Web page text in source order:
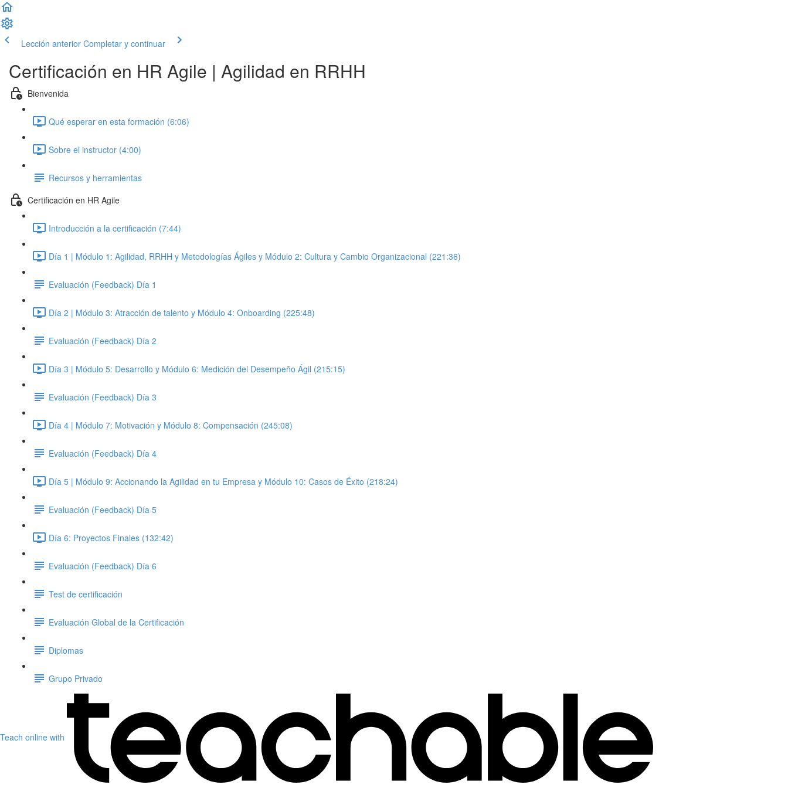
Lección anterior Completar y continuar
Certificación en HR Agile | Agilidad en RRHH
Bienvenida
Qué esperar en esta formación (6:06)
Sobre el instructor (4:00)
Recursos y herramientas
Certificación en HR Agile
Introducción a la certificación (7:44)
Día 1 | Módulo 1: Agilidad, RRHH y Metodologías Ágiles y Módulo 2: Cultura y Cambio Organizacional (221:36)
Evaluación (Feedback) Día 1
Día 2 | Módulo 3: Atracción de talento y Módulo 4: Onboarding (225:48)
Evaluación (Feedback) Día 2
Día 3 | Módulo 5: Desarrollo y Módulo 6: Medición del Desempeño Ágil (215:15)
Evaluación (Feedback) Día 3
Día 4 | Módulo 7: Motivación y Módulo 8: Compensación (245:08)
Evaluación (Feedback) Día 4
Día 5 | Módulo 9: Accionando la Agilidad en tu Empresa y Módulo 10: Casos de Éxito (218:24)
Evaluación (Feedback) Día 5
Día 6: Proyectos Finales (132:42)
Evaluación (Feedback) Día 6
Test de certificación
Evaluación Global de la Certificación
Diplomas
Grupo Privado
Teach online with